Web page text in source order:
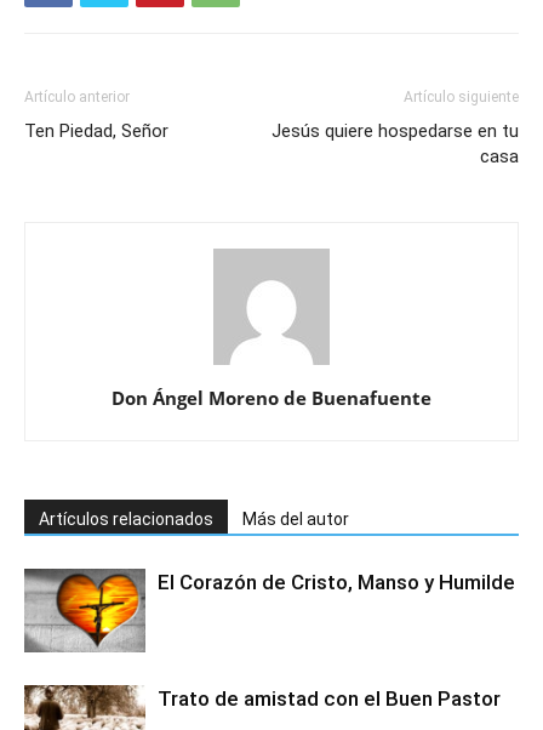
Artículo anterior
Ten Piedad, Señor
Artículo siguiente
Jesús quiere hospedarse en tu
casa
Don Ángel Moreno de Buenafuente
Artículos relacionados Más del autor
El Corazón de Cristo, Manso y Humilde
Trato de amistad con el Buen Pastor